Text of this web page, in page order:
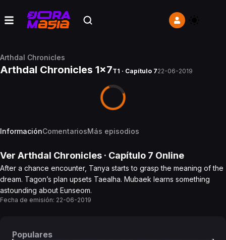
Arthdal Chronicles
Arthdal Chronicles 1x7T1 · Capítulo 722-06-2019
InformaciónComentariosMás episodios
Ver Arthdal Chronicles · Capítulo 7 Online
After a chance encounter, Tanya starts to grasp the meaning of the
dream. Tagon’s plan upsets Taealha. Mubaek learns something
astounding about Eunseom.
Fecha de emisión: 22-06-2019
Populares